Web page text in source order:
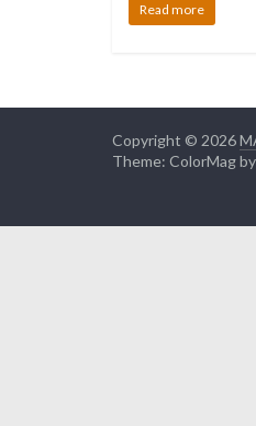
Read more
Copyright © 2026
Theme: ColorMag by